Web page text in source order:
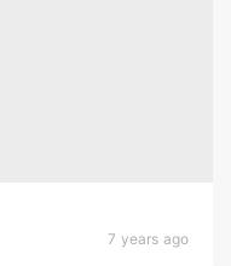
7 years ago